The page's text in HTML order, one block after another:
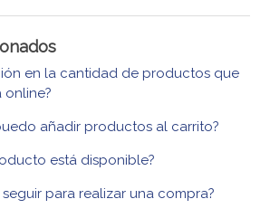
en la cantidad de productos que
online?
añadir productos al carrito?
está disponible?
para realizar una compra?